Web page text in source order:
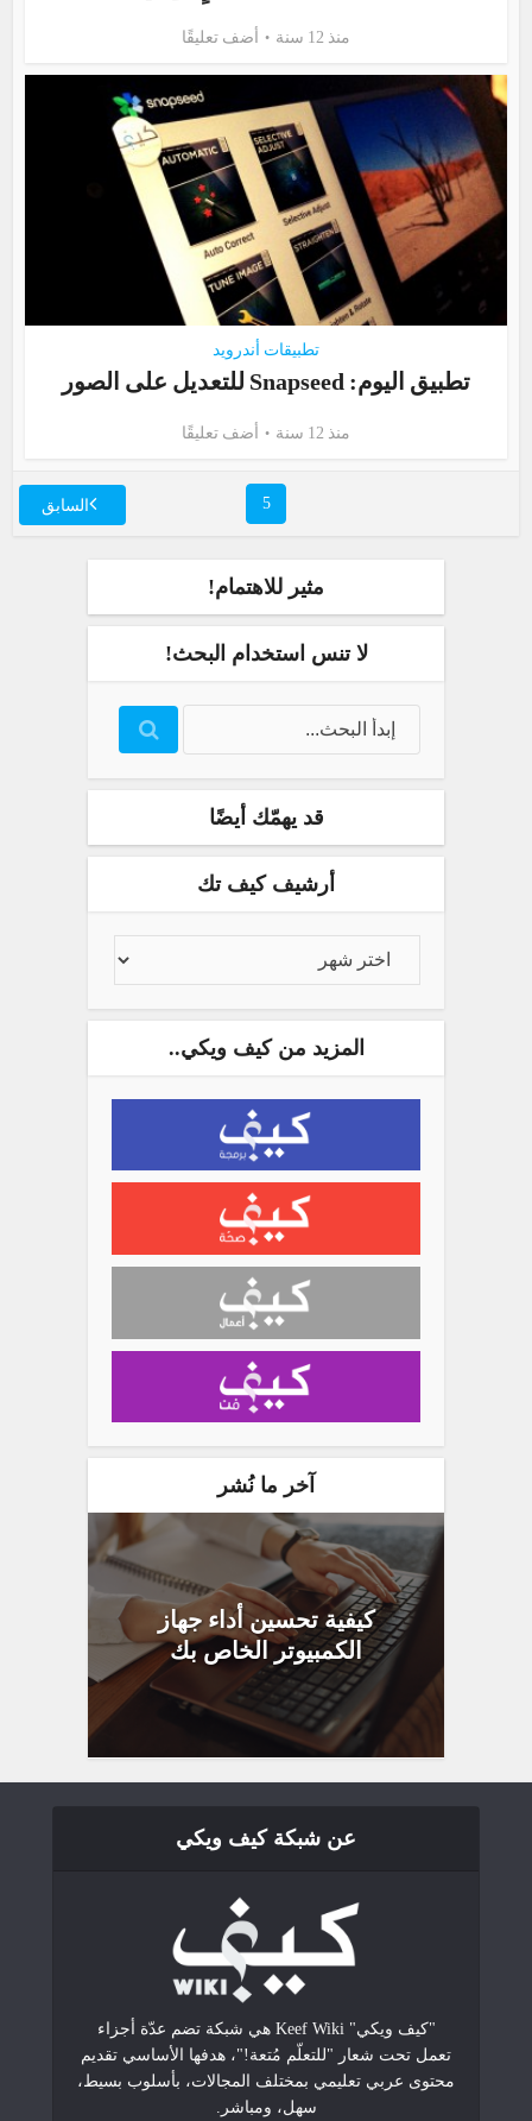
منذ 12 سنة أضف تعليقًا
تطبيقات أندرويد
تطبيق اليوم: Snapseed للتعديل على الصور
منذ 12 سنة أضف تعليقًا
السابق 5
مثير للاهتمام!
لا تنس استخدام البحث!
قد يهمّك أيضًا
أرشيف كيف تك
المزيد من كيف ويكي..
آخر ما نُشر
كيفية تحسين أداء جهاز
الكمبيوتر الخاص بك
عن شبكة كيف ويكي
"كيف ويكي" Keef Wiki هي شبكة تضم عدّة أجزاء
تعمل تحت شعار "للتعلّم مُتعة!"، هدفها الأساسي تقديم
محتوى عربي تعليمي بمختلف المجالات، بأسلوب بسيط،
سهل، ومباشر.